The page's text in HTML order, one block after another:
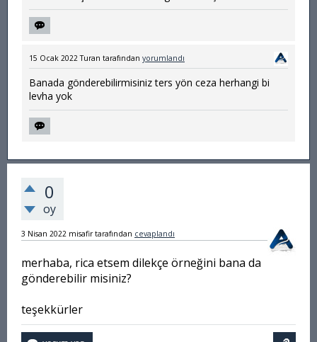
15 Ocak 2022 Turan tarafından yorumlandı
Banada gönderebilirmisiniz ters yön ceza herhangi bi
levha yok
0
oy
3 Nisan 2022 misafir tarafından cevaplandı
merhaba, rica etsem dilekçe örneğini bana da
gönderebilir misiniz?
teşekkürler